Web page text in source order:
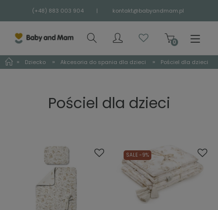
(+48) 883 003 904 | kontakt@babyandmam.pl
» Dziecko » Akcesoria do spania dla dzieci » Pościel dla dzieci
Pościel dla dzieci
SALE -9%